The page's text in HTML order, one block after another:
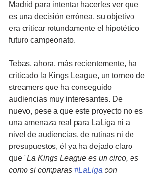
Madrid para intentar hacerles ver que
es una decisión errónea, su objetivo
era criticar rotundamente el hipotético
futuro campeonato.
Tebas, ahora, más recientemente, ha
criticado la Kings League, un torneo de
streamers que ha conseguido
audiencias muy interesantes. De
nuevo, pese a que este proyecto no es
una amenaza real para LaLiga ni a
nivel de audiencias, de rutinas ni de
presupuestos, él ya ha dejado claro
que "La Kings League es un circo, es
como si comparas #LaLiga con